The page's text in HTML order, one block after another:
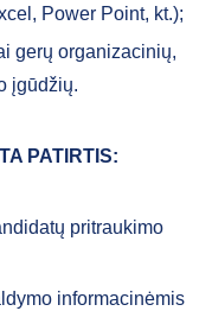
Power Point, kt.);
gerų organizacinių,
įgūdžių.
PATIRTIS:
pritraukimo
informacinėmis